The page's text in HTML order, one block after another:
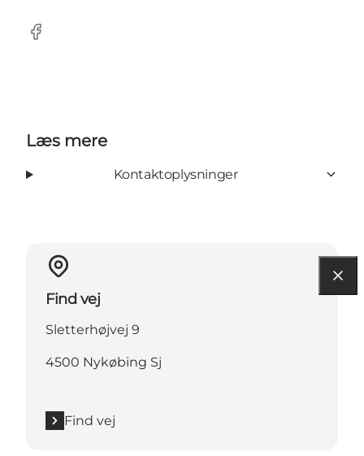
Facebook
Læs mere
Kontaktoplysninger
Find vej
Sletterhøjvej 9
4500 Nykøbing Sj
Find vej